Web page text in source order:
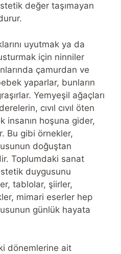
değer taşımayan
uyutmak ya da
için ninniler
çamurdan ve
yaparlar, bunların
Yemyeşil ağaçları
cıvıl cıvıl öten
insanın hoşuna gider,
Bu gibi örnekler,
doğuştan
Toplumdaki sanat
duygusunu
tablolar, şiirler,
mimari eserler hep
günlük hayata
dönemlerine ait